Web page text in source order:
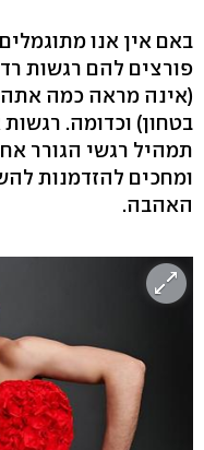
באם אין אנו
פורצים להם רגשות
(אינה מראה כמה
בטחון) וכדומה.
תמהיל רגשי הגורר
ומחכים להזדמנות
האהבה.